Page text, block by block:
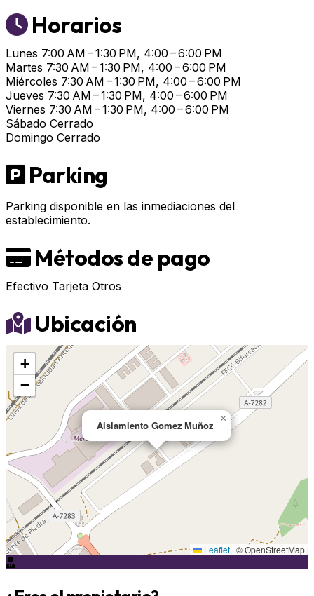
Horarios
Lunes 7:00 AM – 1:30 PM, 4:00 – 6:00 PM
Martes 7:30 AM – 1:30 PM, 4:00 – 6:00 PM
Miércoles 7:30 AM – 1:30 PM, 4:00 – 6:00 PM
Jueves 7:30 AM – 1:30 PM, 4:00 – 6:00 PM
Viernes 7:30 AM – 1:30 PM, 4:00 – 6:00 PM
Sábado Cerrado
Domingo Cerrado
Parking
Parking disponible en las inmediaciones del
establecimiento.
Métodos de pago
Efectivo Tarjeta Otros
Ubicación
Aislamiento Gomez Muñoz
×
+
−
Leaflet | © OpenStreetMap